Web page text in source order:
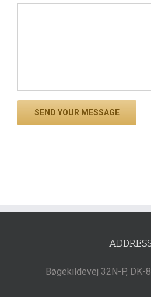
Bøgekildevej 32N-P, DK-